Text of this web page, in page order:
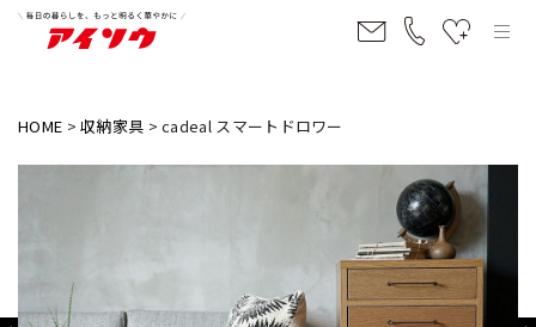
HOME 収納家具 cadeal スマートドロワー